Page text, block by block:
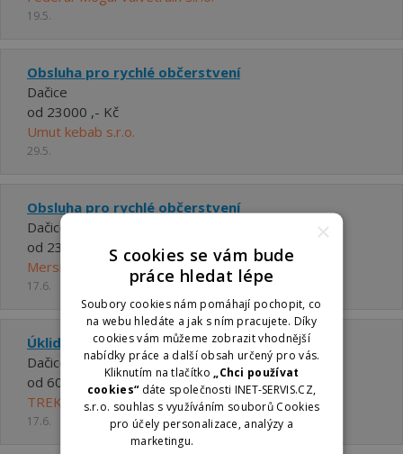
19.5.
Obsluha pro rychlé občerstvení
Dačice
od 23000 ,- Kč
Umut kebab s.r.o.
29.5.
Obsluha pro rychlé občerstvení
Dačice
od 23000 ,- Kč
Mersin King s.r.o.
17.6.
Úklidový pracovník/ce
Dačice
od 6000 ,- Kč do 6000 ,- Kč
TREKVILA NÁHRADNÍ PLNĚNÍ s.r.o.
17.6.
×
S cookies se vám bude
práce hledat lépe
Soubory cookies nám pomáhají pochopit, co
na webu hledáte a jak s ním pracujete. Díky
cookies vám můžeme zobrazit vhodnější
nabídky práce a další obsah určený pro vás.
Kliknutím na tlačítko„Chci používat
cookies“ dáte společnosti INET-SERVIS.CZ,
s.r.o. souhlas s využíváním souborů Cookies
pro účely personalizace, analýzy a
marketingu.